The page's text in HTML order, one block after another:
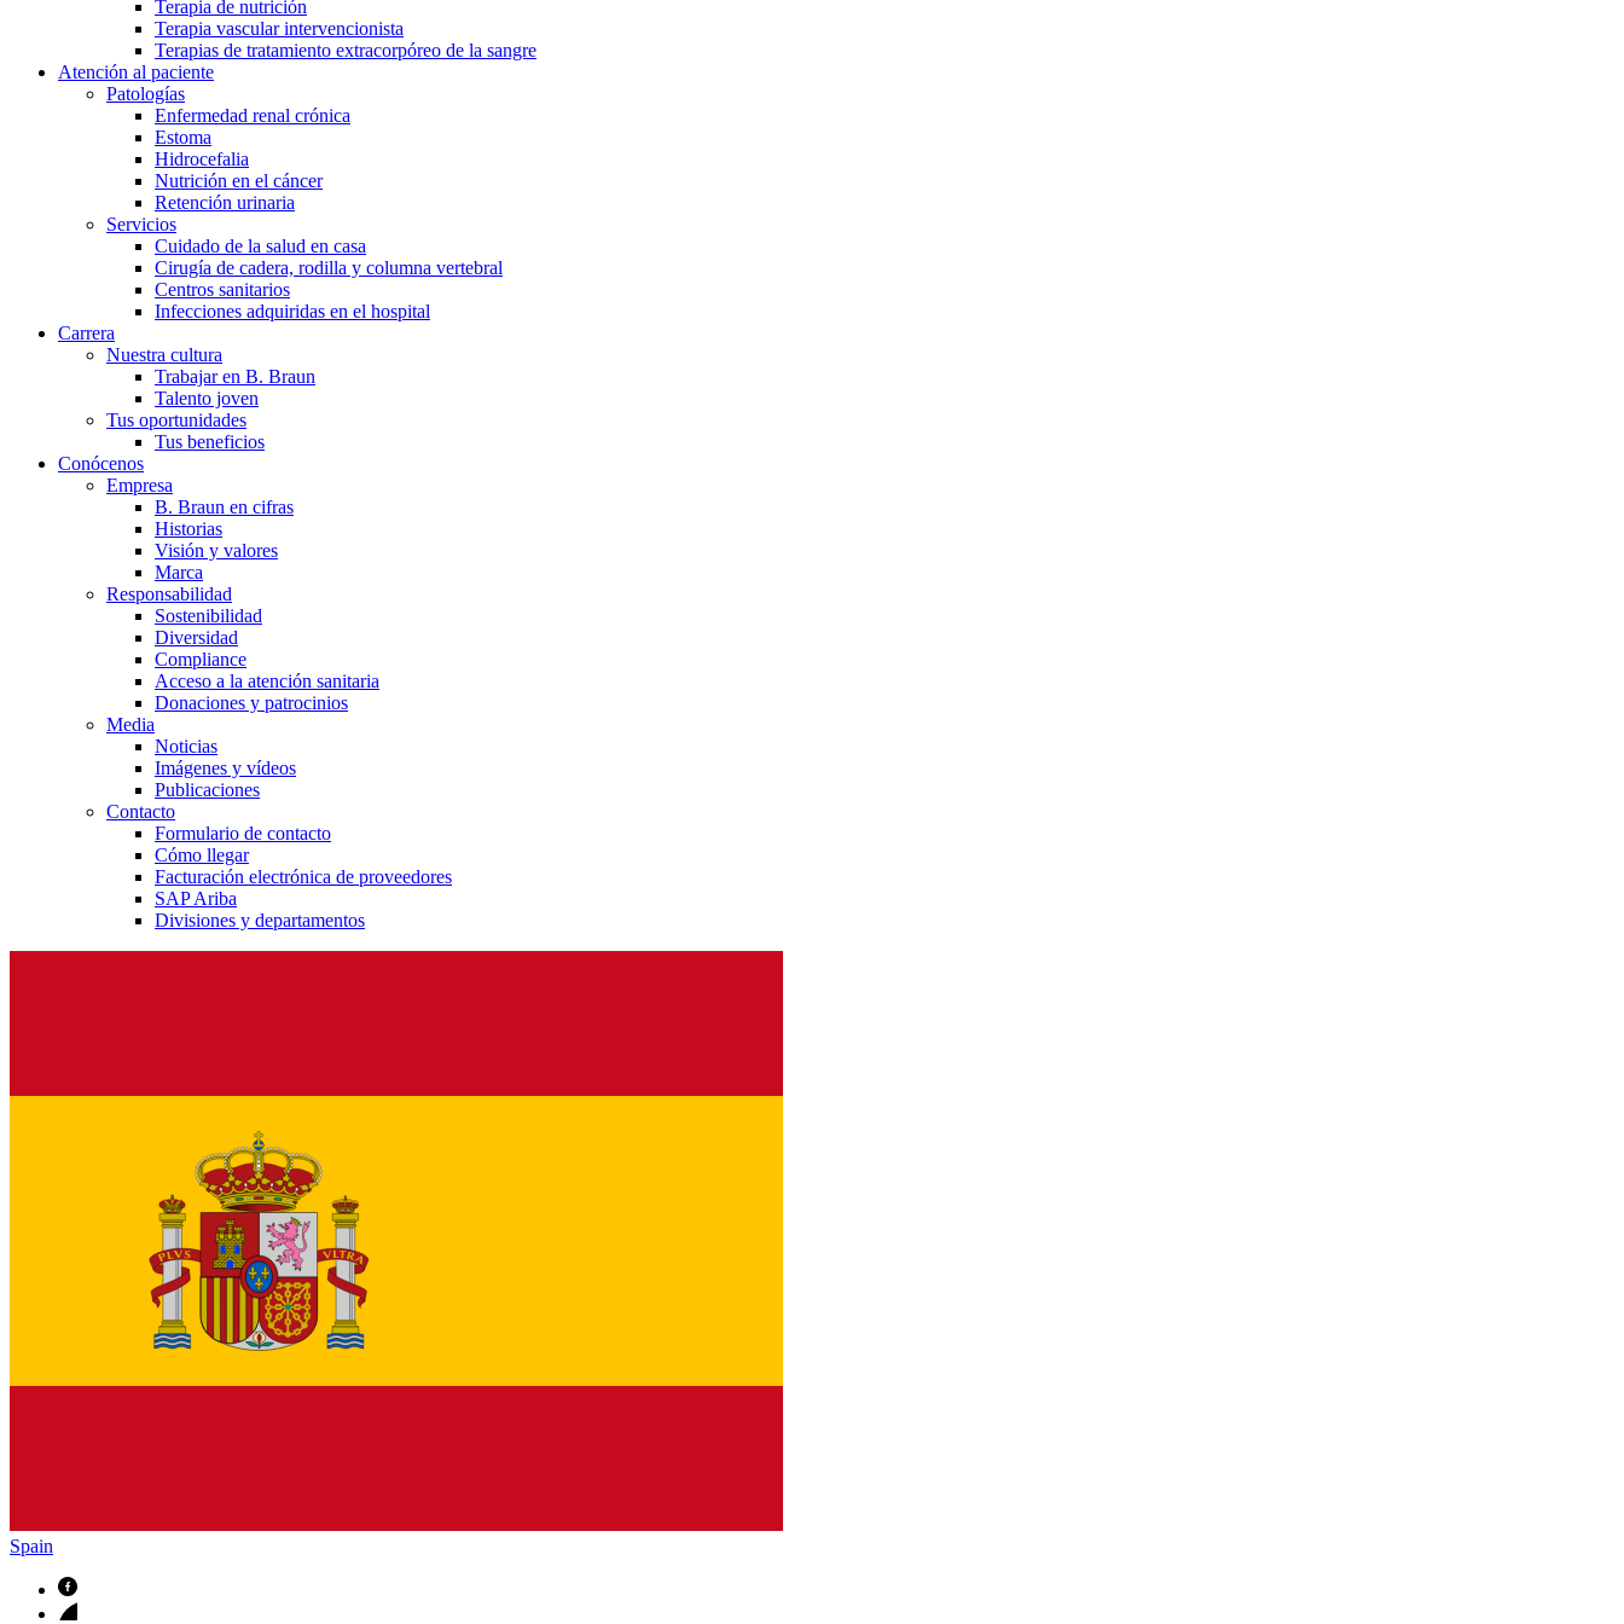
Terapia de nutrición
Terapia vascular intervencionista
Terapias de tratamiento extracorpóreo de la sangre
Atención al paciente
Patologías
Enfermedad renal crónica
Estoma
Hidrocefalia
Nutrición en el cáncer
Retención urinaria
Servicios
Cuidado de la salud en casa
Cirugía de cadera, rodilla y columna vertebral
Centros sanitarios
Infecciones adquiridas en el hospital
Carrera
Nuestra cultura
Trabajar en B. Braun
Talento joven
Tus oportunidades
Tus beneficios
Conócenos
Empresa
B. Braun en cifras
Historias
Visión y valores
Marca
Responsabilidad
Sostenibilidad
Diversidad
Compliance
Acceso a la atención sanitaria
Donaciones y patrocinios
Media
Noticias
Imágenes y vídeos
Publicaciones
Contacto
Formulario de contacto
Cómo llegar
Facturación electrónica de proveedores
SAP Ariba
Divisiones y departamentos
Spain